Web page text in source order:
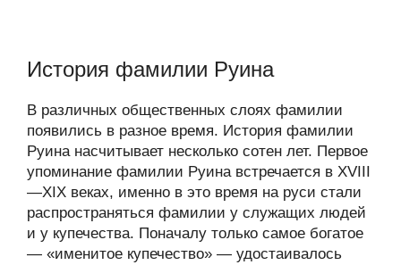
История фамилии Руина
В различных общественных слоях фамилии
появились в разное время. История фамилии
Руина насчитывает несколько сотен лет. Первое
упоминание фамилии Руина встречается в XVIII
—XIX веках, именно в это время на руси стали
распространяться фамилии у служащих людей
и у купечества. Поначалу только самое богатое
— «именитое купечество» — удостаивалось